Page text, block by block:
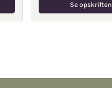
Se opskriften